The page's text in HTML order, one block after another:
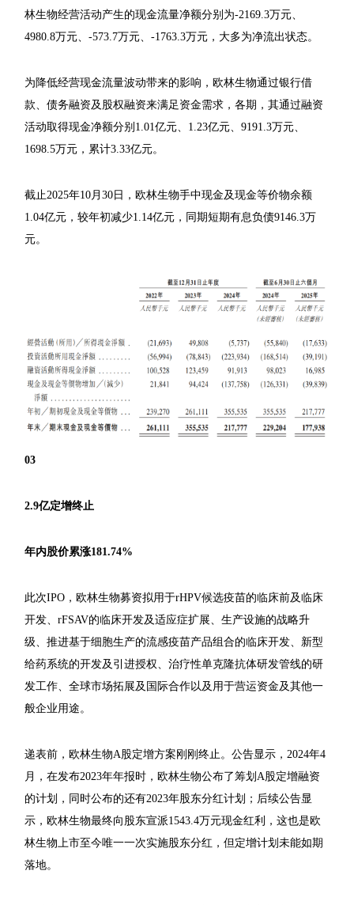
林生物经营活动产生的现金流量净额分别为-2169.3万元、
4980.8万元、-573.7万元、-1763.3万元，大多为净流出状态。
为降低经营现金流量波动带来的影响，欧林生物通过银行借
款、债务融资及股权融资来满足资金需求，各期，其通过融资
活动取得现金净额分别1.01亿元、1.23亿元、9191.3万元、
1698.5万元，累计3.33亿元。
截止2025年10月30日，欧林生物手中现金及现金等价物余额
1.04亿元，较年初减少1.14亿元，同期短期有息负债9146.3万
元。
03
2.9亿定增终止
年内股价累涨181.74%
此次IPO，欧林生物募资拟用于rHPV候选疫苗的临床前及临床
开发、rFSAV的临床开发及适应症扩展、生产设施的战略升
级、推进基于细胞生产的流感疫苗产品组合的临床开发、新型
给药系统的开发及引进授权、治疗性单克隆抗体研发管线的研
发工作、全球市场拓展及国际合作以及用于营运资金及其他一
般企业用途。
递表前，欧林生物A股定增方案刚刚终止。公告显示，2024年4
月，在发布2023年年报时，欧林生物公布了筹划A股定增融资
的计划，同时公布的还有2023年股东分红计划；后续公告显
示，欧林生物最终向股东宣派1543.4万元现金红利，这也是欧
林生物上市至今唯一一次实施股东分红，但定增计划未能如期
落地。